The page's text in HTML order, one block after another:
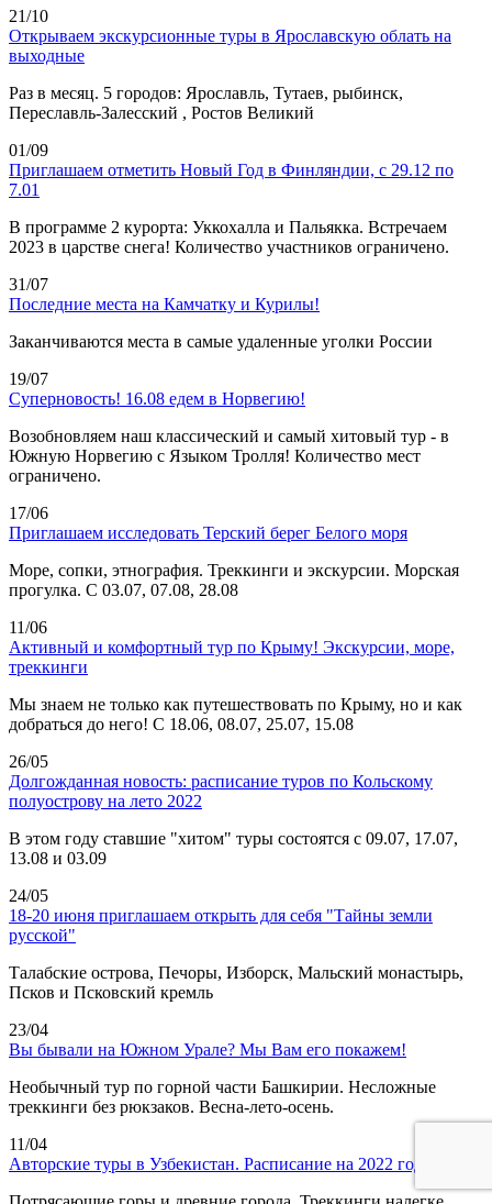
21/10
Открываем экскурсионные туры в Ярославскую облать на
выходные
Раз в месяц. 5 городов: Ярославль, Тутаев, рыбинск,
Переславль-Залесский , Ростов Великий
01/09
Приглашаем отметить Новый Год в Финляндии, с 29.12 по
7.01
В программе 2 курорта: Уккохалла и Пальякка. Встречаем
2023 в царстве снега! Количество участников ограничено.
31/07
Последние места на Камчатку и Курилы!
Заканчиваются места в самые удаленные уголки России
19/07
Суперновость! 16.08 едем в Норвегию!
Возобновляем наш классический и самый хитовый тур - в
Южную Норвегию с Языком Тролля! Количество мест
ограничено.
17/06
Приглашаем исследовать Терский берег Белого моря
Море, сопки, этнография. Треккинги и экскурсии. Морская
прогулка. С 03.07, 07.08, 28.08
11/06
Активный и комфортный тур по Крыму! Экскурсии, море,
треккинги
Мы знаем не только как путешествовать по Крыму, но и как
добраться до него! С 18.06, 08.07, 25.07, 15.08
26/05
Долгожданная новость: расписание туров по Кольскому
полуострову на лето 2022
В этом году ставшие "хитом" туры состоятся с 09.07, 17.07,
13.08 и 03.09
24/05
18-20 июня приглашаем открыть для себя "Тайны земли
русской"
Талабские острова, Печоры, Изборск, Мальский монастырь,
Псков и Псковский кремль
23/04
Вы бывали на Южном Урале? Мы Вам его покажем!
Необычный тур по горной части Башкирии. Несложные
треккинги без рюкзаков. Весна-лето-осень.
11/04
Авторские туры в Узбекистан. Расписание на 2022 год